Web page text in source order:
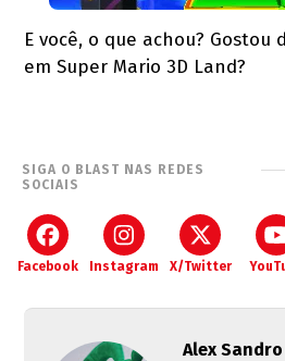
E você, o que achou? Gostou
em Super Mario 3D Land?
SIGA O BLAST NAS REDES
SOCIAIS
Facebook Instagram X/Twitter
Alex